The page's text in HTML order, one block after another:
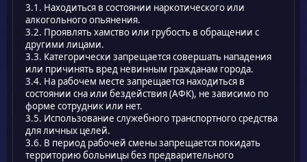
3.1. Находиться в состоянии наркотического или
алкогольного опьянения.
3.2. Проявлять хамство или грубость в обращении с
другими лицами.
3.3. Категорически запрещается совершать нападения
или причинять вред невинным гражданам города.
3.4. На рабочем месте запрещается находиться в
состоянии сна или бездействия (АФК), не зависимо по
форме сотрудник или нет.
3.5. Использование служебного транспортного средства
для личных целей.
3.6. В период рабочей смены запрещается покидать
территорию больницы без предварительного